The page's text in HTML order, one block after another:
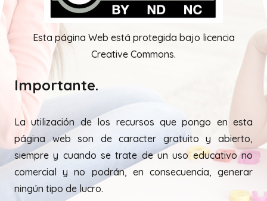
Esta página Web está protegida bajo licencia
Creative Commons.
Importante.
La utilización de los recursos que pongo en esta
página web son de caracter gratuito y abierto,
siempre y cuando se trate de un uso educativo no
comercial y no podrán, en consecuencia, generar
ningún tipo de lucro.